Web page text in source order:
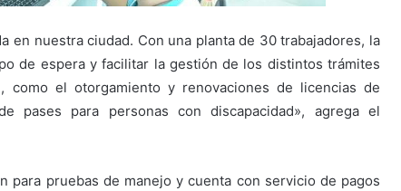
en nuestra ciudad. Con una planta de 30 trabajadores, la
de espera y facilitar la gestión de los distintos trámites
como el otorgamiento y renovaciones de licencias de
pases para personas con discapacidad», agrega el
para pruebas de manejo y cuenta con servicio de pagos